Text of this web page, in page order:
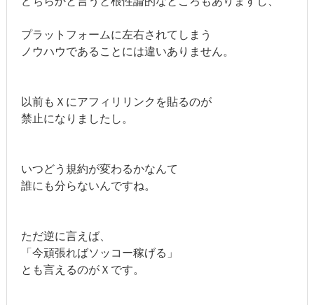
プラットフォームに左右されてしまう
ノウハウであることには違いありません。
以前もＸにアフィリリンクを貼るのが
禁止になりましたし。
いつどう規約が変わるかなんて
誰にも分らないんですね。
ただ逆に言えば、
「今頑張ればソッコー稼げる」
とも言えるのがＸです。